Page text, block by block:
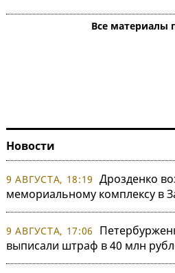
Все материалы
Новости
9 АВГУСТА, 18:19 Дрозденко
мемориальному комплексу в
9 АВГУСТА, 17:06
выписали штраф в 40 млн